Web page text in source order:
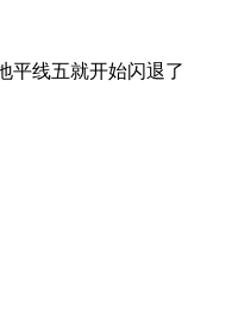
平线五就开始闪退了